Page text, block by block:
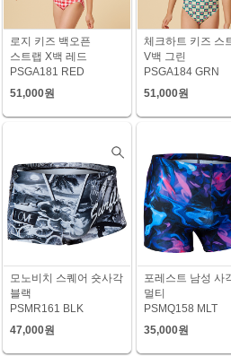
로지 키즈 백오픈
스트랩 X백 레드
PSGA181 RED
51,000원
체크하트 키즈 스
V백 그린
PSGA184 GRN
51,000원
모노비치 스퀘어 숏사각
블랙
PSMR161 BLK
47,000원
포레스트 남성 사
멀티
PSMQ158 MLT
35,000원